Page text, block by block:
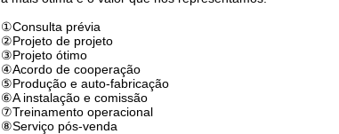
①Consulta prévia
②Projeto de projeto
③Projeto ótimo
④Acordo de cooperação
⑤Produção e auto-fabricação
⑥A instalação e comissão
⑦Treinamento operacional
⑧Serviço pós-venda